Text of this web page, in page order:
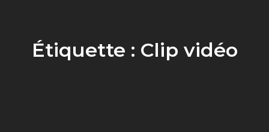
Étiquette : Clip vidéo